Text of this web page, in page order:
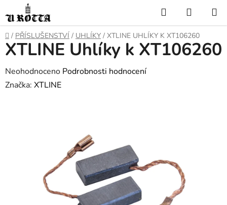
na
obsah
Hledat
KOŠÍK
DOMŮ
/ PŘÍSLUŠENSTVÍ / UHLÍKY / XTLINE UHLÍKY K XT106260
XTLINE Uhlíky k XT106260
Průměrné
hodnocení
Neohodnoceno Podrobnosti hodnocení
Značka: XTLINE